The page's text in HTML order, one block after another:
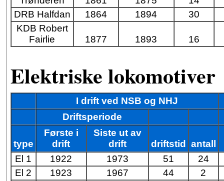
DRB Halfdan
1864 1894
30
KDB Robert
Fairlie
1877 1893 16
Elektriske lokomotiver
I drift ved NSB og NHJ
Driftsperiode
type
Første i
drift
Siste ut av
drift
driftstid
antall
El 1
1922 1973 51
24
El 2
1923 1967 44
2